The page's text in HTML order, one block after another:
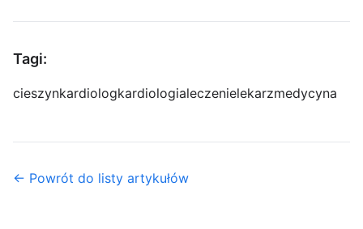
Tagi:
cieszynkardiologkardiologialeczenielekarzmedycyna
← Powrót do listy artykułów